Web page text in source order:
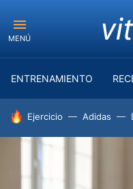
MENÚ
ENTRENAMIENTO
HOY SE HABLA DE
Ejercicio Adidas